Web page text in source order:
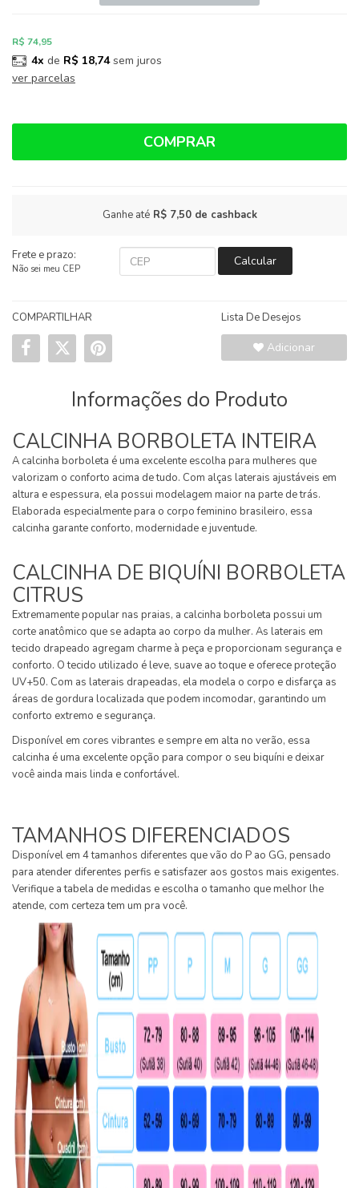
R$ 74,95
4x de R$ 18,74sem juros
ver parcelas
COMPRAR
Ganhe atéR$ 7,50de cashback
Frete e prazo:
Não sei meu CEP
Calcular
COMPARTILHAR Lista De Desejos
Adicionar
Informações do Produto
CALCINHA BORBOLETA INTEIRA
A calcinha borboleta é uma excelente escolha para mulheres que
valorizam o conforto acima de tudo. Com alças laterais ajustáveis em
altura e espessura, ela possui modelagem maior na parte de trás.
Elaborada especialmente para o corpo feminino brasileiro, essa
calcinha garante conforto, modernidade e juventude.
CALCINHA DE BIQUÍNI BORBOLETA
CITRUS
Extremamente popular nas praias, a calcinha borboleta possui um
corte anatômico que se adapta ao corpo da mulher. As laterais em
tecido drapeado agregam charme à peça e proporcionam segurança e
conforto. O tecido utilizado é leve, suave ao toque e oferece proteção
UV+50. Com as laterais drapeadas, ela modela o corpo e disfarça as
áreas de gordura localizada que podem incomodar, garantindo um
conforto extremo e segurança.
Disponível em cores vibrantes e sempre em alta no verão, essa
calcinha é uma excelente opção para compor o seu biquíni e deixar
você ainda mais linda e confortável.
TAMANHOS DIFERENCIADOS
Disponível em 4 tamanhos diferentes que vão do P ao GG, pensado
para atender diferentes perfis e satisfazer aos gostos mais exigentes.
Verifique a tabela de medidas e escolha o tamanho que melhor lhe
atende, com certeza tem um pra você.